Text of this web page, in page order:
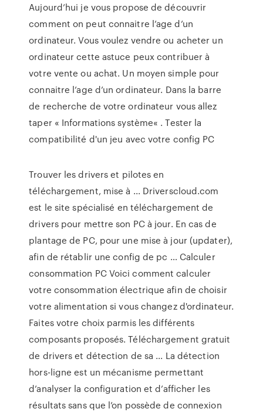
Aujourd’hui je vous propose de découvrir
comment on peut connaitre l’age d’un
ordinateur. Vous voulez vendre ou acheter un
ordinateur cette astuce peux contribuer à
votre vente ou achat. Un moyen simple pour
connaitre l’age d’un ordinateur. Dans la barre
de recherche de votre ordinateur vous allez
taper « Informations système« . Tester la
compatibilité d'un jeu avec votre config PC
Trouver les drivers et pilotes en
téléchargement, mise à ... Driverscloud.com
est le site spécialisé en téléchargement de
drivers pour mettre son PC à jour. En cas de
plantage de PC, pour une mise à jour (updater),
afin de rétablir une config de pc … Calculer
consommation PC Voici comment calculer
votre consommation électrique afin de choisir
votre alimentation si vous changez d'ordinateur.
Faites votre choix parmis les différents
composants proposés. Téléchargement gratuit
de drivers et détection de sa ... La détection
hors-ligne est un mécanisme permettant
d’analyser la configuration et d’afficher les
résultats sans que l’on possède de connexion